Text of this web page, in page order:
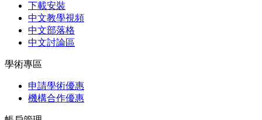
下載安裝
中文教學視頻
中文部落格
中文討論區
學術專區
申請學術優惠
機構合作優惠